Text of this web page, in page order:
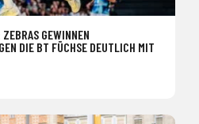
GEWINNEN
DIE BT FÜCHSE DEUTLICH MIT